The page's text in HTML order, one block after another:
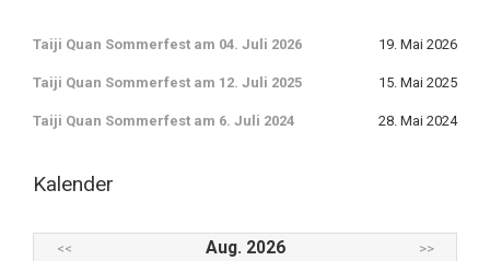
Taiji Quan Sommerfest am 04. Juli 2026 19. Mai 2026
Taiji Quan Sommerfest am 12. Juli 2025 15. Mai 2025
Taiji Quan Sommerfest am 6. Juli 2024 28. Mai 2024
Kalender
<< Aug. 2026
>>